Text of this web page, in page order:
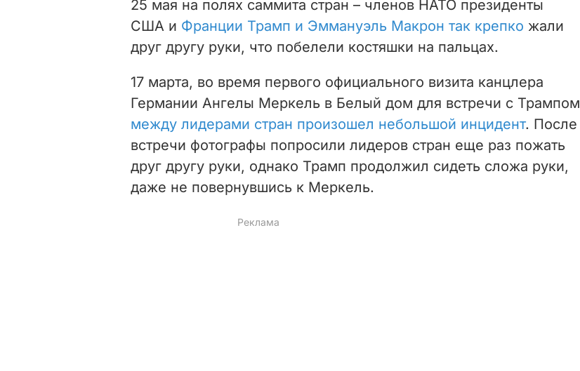
i
d
e
o
25 мая на полях саммита стран – членов НАТО президенты
США и Франции Трамп и Эммануэль Макрон так крепко жали
друг другу руки, что побелели костяшки на пальцах.
17 марта, во время первого официального визита канцлера
Германии Ангелы Меркель в Белый дом для встречи с Трампом
между лидерами стран произошел небольшой инцидент. После
встречи фотографы попросили лидеров стран еще раз пожать
друг другу руки, однако Трамп продолжил сидеть сложа руки,
даже не повернувшись к Меркель.